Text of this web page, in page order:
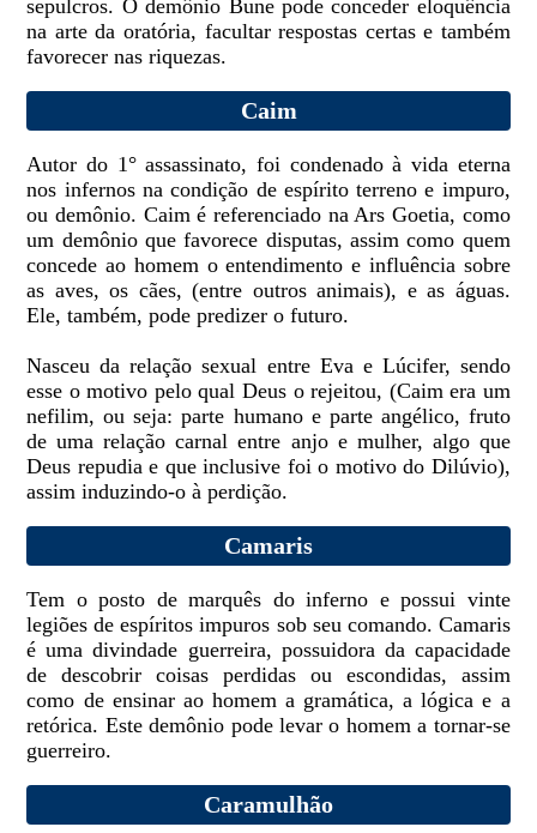
sepulcros. O demônio Bune pode conceder eloquência
na arte da oratória, facultar respostas certas e também
favorecer nas riquezas.
Caim
Autor do 1° assassinato, foi condenado à vida eterna
nos infernos na condição de espírito terreno e impuro,
ou demônio. Caim é referenciado na Ars Goetia, como
um demônio que favorece disputas, assim como quem
concede ao homem o entendimento e influência sobre
as aves, os cães, (entre outros animais), e as águas.
Ele, também, pode predizer o futuro.
Nasceu da relação sexual entre Eva e Lúcifer, sendo
esse o motivo pelo qual Deus o rejeitou, (Caim era um
nefilim, ou seja: parte humano e parte angélico, fruto
de uma relação carnal entre anjo e mulher, algo que
Deus repudia e que inclusive foi o motivo do Dilúvio),
assim induzindo-o à perdição.
Camaris
Tem o posto de marquês do inferno e possui vinte
legiões de espíritos impuros sob seu comando. Camaris
é uma divindade guerreira, possuidora da capacidade
de descobrir coisas perdidas ou escondidas, assim
como de ensinar ao homem a gramática, a lógica e a
retórica. Este demônio pode levar o homem a tornar-se
guerreiro.
Caramulhão